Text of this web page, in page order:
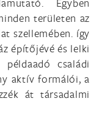
területen az
szellemében. így
építőjévé és lelki
példaadó családi
aktív formálói, a
át társadalmi